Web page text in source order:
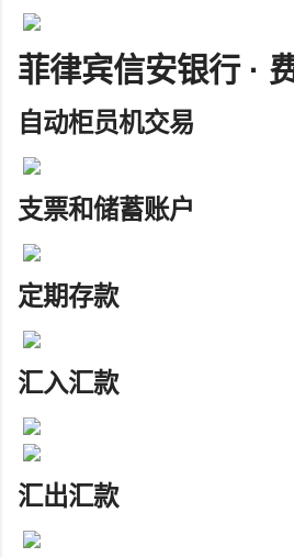
菲律宾信安银行 ·
自动柜员机交易
支票和储蓄账户
定期存款
汇入汇款
汇出汇款